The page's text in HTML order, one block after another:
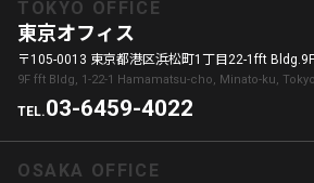
TOKYO OFFICE
東京オフィス
〒105-0013 東京都港区浜松町1丁目22-1fft Bldg.9F
9F fft Bldg, 1-22-1 Hamamatsu-cho, Minato-ku, Tokyo
TEL.03-6459-4022
OSAKA OFFICE